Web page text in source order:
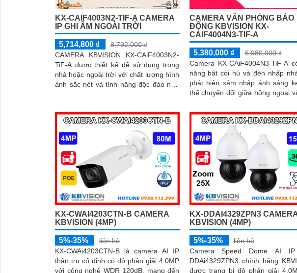
KX-CAIF4003N2-TIF-A CAMERA
IP GHI ÂM NGOÀI TRỜI
5,714,800 ₫
8,792,000 ₫
CAMERA KBVISION KX-CAiF4003N2-
TiF-A được thiết kế để sử dụng trong
nhà hoặc ngoài trời với chất lượng hình
ảnh sắc nét và tính năng độc đáo như
CAMERA VĂN PHÒNG BÁO
ĐỘNG KBVISION KX-
CAIF4004N3-TIF-A
5,380,000 ₫
6,980,000 ₫
Camera KX-CAiF4004N3-TiF-A
năng bật còi hú và đèn nhấp
phát hiện xâm nhập ánh sáng
thể chuyển đổi giữa hồng ngoại
KX-CWAI4203CTN-B CAMERA
KBVISION (4MP)
5%-35%
liên hệ
KX-CWAi4203CTN-B là camera AI IP
thân trụ cố định có độ phân giải 4.0MP
với công nghệ WDR 120dB, mang đến
KX-DDAI4329ZPN3
KBVISION (4MP)
5%-35%
liên hệ
Camera Speed Dome AI
DDAi4329ZPN3 chính hãng
được trang bị độ phân giải